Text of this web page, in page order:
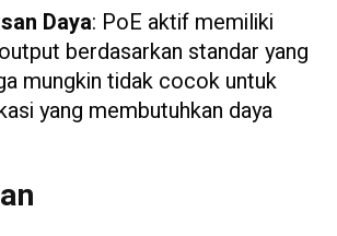
Daya: PoE aktif memiliki
berdasarkan standar yang
mungkin tidak cocok untuk
yang membutuhkan daya